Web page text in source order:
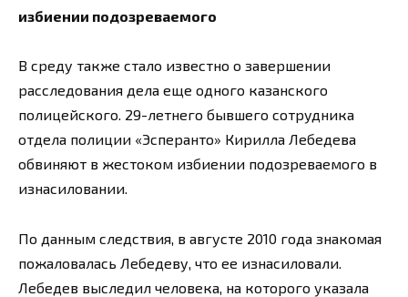
избиении подозреваемого
В среду также стало известно о завершении
расследования дела еще одного казанского
полицейского. 29-летнего бывшего сотрудника
отдела полиции «Эсперанто» Кирилла Лебедева
обвиняют в жестоком избиении подозреваемого в
изнасиловании.
По данным следствия, в августе 2010 года знакомая
пожаловалась Лебедеву, что ее изнасиловали.
Лебедев выследил человека, на которого указала